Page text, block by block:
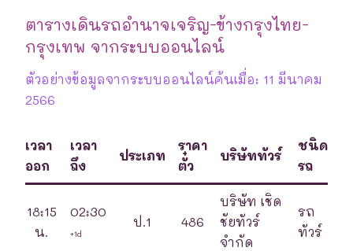
ตารางเดินรถอำนาจเจริญ-ข้างกรุงไทย-
กรุงเทพ จากระบบออนไลน์
ตัวอย่างข้อมูลจากระบบออนไลน์ค้นเมื่อ: 11 มีนาคม
2566
เวลา
ออก
เวลา
ถึง
ประเภท
ราคา
ตั๋ว
บริษัททัวร์
ชนิด
รถ
18:15
น.
02:30
+1d
ป.1 486
บริษัท เชิด
ชัยทัวร์
จำกัด
รถ
ทัวร์